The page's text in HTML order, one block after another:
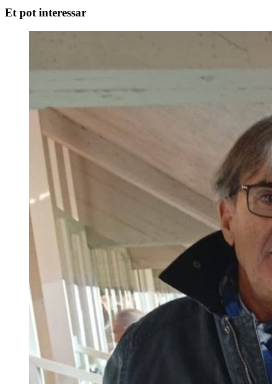
Et pot interessar